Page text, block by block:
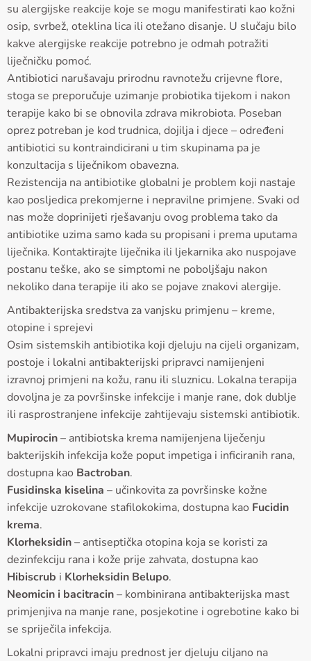
su alergijske reakcije koje se mogu manifestirati kao kožni
osip, svrbež, oteklina lica ili otežano disanje. U slučaju bilo
kakve alergijske reakcije potrebno je odmah potražiti
liječničku pomoć.
Antibiotici narušavaju prirodnu ravnotežu crijevne flore,
stoga se preporučuje uzimanje probiotika tijekom i nakon
terapije kako bi se obnovila zdrava mikrobiota. Poseban
oprez potreban je kod trudnica, dojilja i djece – određeni
antibiotici su kontraindicirani u tim skupinama pa je
konzultacija s liječnikom obavezna.
Rezistencija na antibiotike globalni je problem koji nastaje
kao posljedica prekomjerne i nepravilne primjene. Svaki od
nas može doprinijeti rješavanju ovog problema tako da
antibiotike uzima samo kada su propisani i prema uputama
liječnika. Kontaktirajte liječnika ili ljekarnika ako nuspojave
postanu teške, ako se simptomi ne poboljšaju nakon
nekoliko dana terapije ili ako se pojave znakovi alergije.
Antibakterijska sredstva za vanjsku primjenu – kreme,
otopine i sprejevi
Osim sistemskih antibiotika koji djeluju na cijeli organizam,
postoje i lokalni antibakterijski pripravci namijenjeni
izravnoj primjeni na kožu, ranu ili sluznicu. Lokalna terapija
dovoljna je za površinske infekcije i manje rane, dok dublje
ili rasprostranjene infekcije zahtijevaju sistemski antibiotik.
Mupirocin– antibiotska krema namijenjena liječenju
bakterijskih infekcija kože poput impetiga i inficiranih rana,
dostupna kao Bactroban.
Fusidinska kiselina – učinkovita za površinske kožne
infekcije uzrokovane stafilokokima, dostupna kao Fucidin
krema.
Klorheksidin– antiseptička otopina koja se koristi za
dezinfekciju rana i kože prije zahvata, dostupna kao
Hibiscrub i Klorheksidin Belupo.
Neomicin i bacitracin– kombinirana antibakterijska mast
primjenjiva na manje rane, posjekotine i ogrebotine kako bi
se spriječila infekcija.
Lokalni pripravci imaju prednost jer djeluju ciljano na